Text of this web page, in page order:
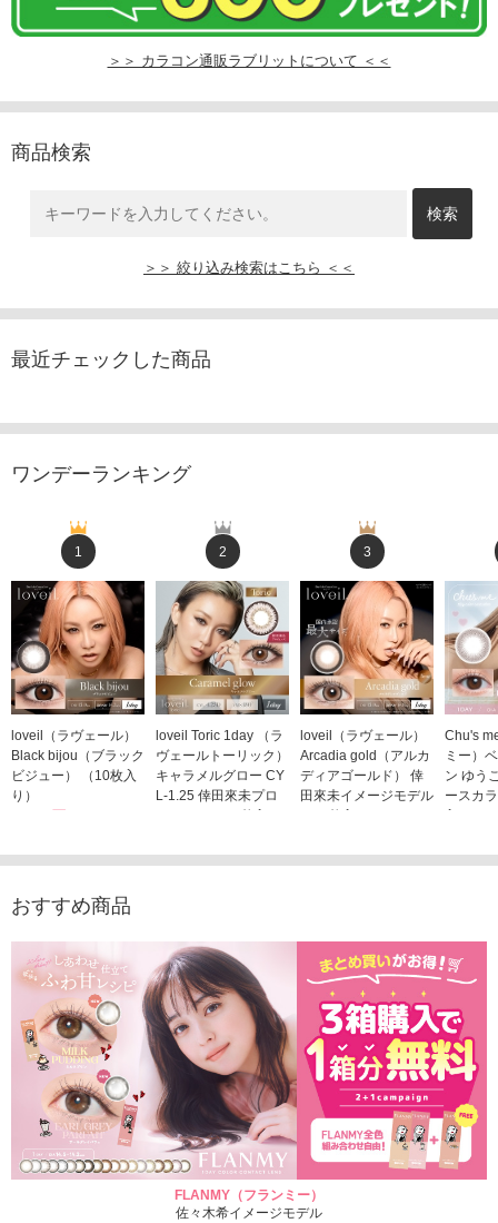
＞＞ カラコン通販ラブリットについて ＜＜
商品検索
＞＞ 絞り込み検索はこちら ＜＜
最近チェックした商品
ワンデーランキング
1
loveil（ラヴェール）
Black bijou（ブラック
ビジュー） （10枚入
り）
1,760円
2
loveil Toric 1day （ラ
ヴェールトーリック）
キャラメルグロー CY
L-1.25 倖田來未プロ
デュース （10枚入
1,760円(税込)
3
loveil（ラヴェール）
Arcadia gold（アルカ
ディアゴールド） 倖
田來未イメージモデル
（10枚入り）
Chu's
ミー）
ン ゆう
ースカ
入り）
おすすめ商品
FLANMY（フランミー）
佐々木希イメージモデル